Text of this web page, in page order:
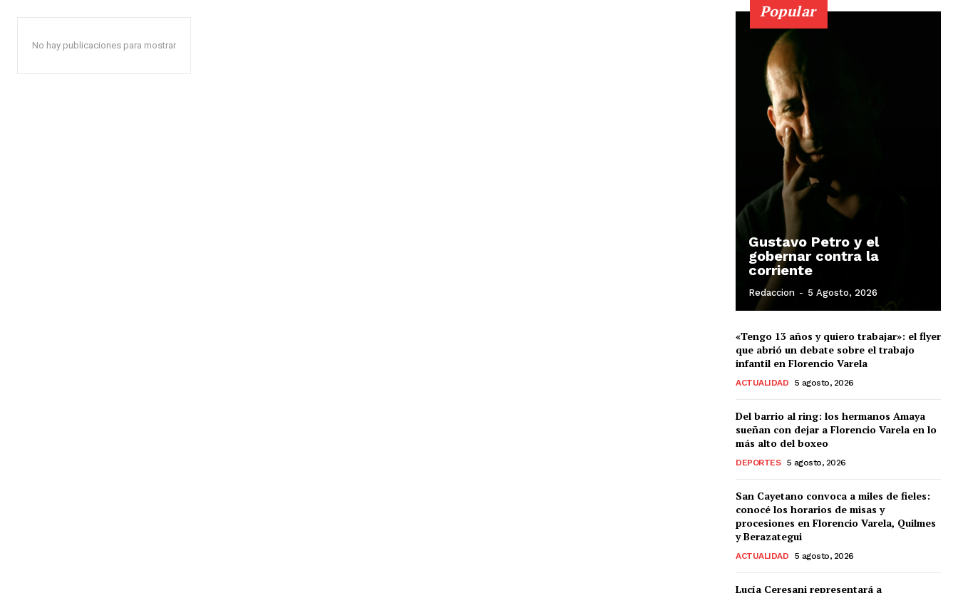
No hay publicaciones para mostrar
Popular
Gustavo Petro y el
gobernar contra la
corriente
Redaccion - 5 Agosto, 2026
«Tengo 13 años y quiero trabajar»: el flyer
que abrió un debate sobre el trabajo
infantil en Florencio Varela
ACTUALIDAD 5 agosto, 2026
Del barrio al ring: los hermanos Amaya
sueñan con dejar a Florencio Varela en lo
más alto del boxeo
DEPORTES 5 agosto, 2026
San Cayetano convoca a miles de fieles:
conocé los horarios de misas y
procesiones en Florencio Varela, Quilmes
y Berazategui
ACTUALIDAD 5 agosto, 2026
Lucía Ceresani representará a